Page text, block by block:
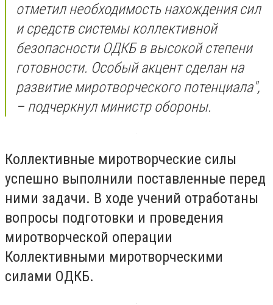
отметил необходимость нахождения сил
и средств системы коллективной
безопасности ОДКБ в высокой степени
готовности. Особый акцент сделан на
развитие миротворческого потенциала",
– подчеркнул министр обороны.
Коллективные миротворческие силы
успешно выполнили поставленные перед
ними задачи. В ходе учений отработаны
вопросы подготовки и проведения
миротворческой операции
Коллективными миротворческими
силами ОДКБ.